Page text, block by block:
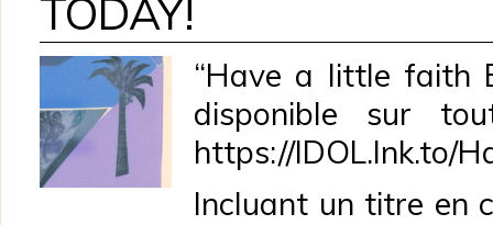
TODAY!
“Have a little faith
disponible sur
https://IDOL.lnk.to/
Incluant un titre en